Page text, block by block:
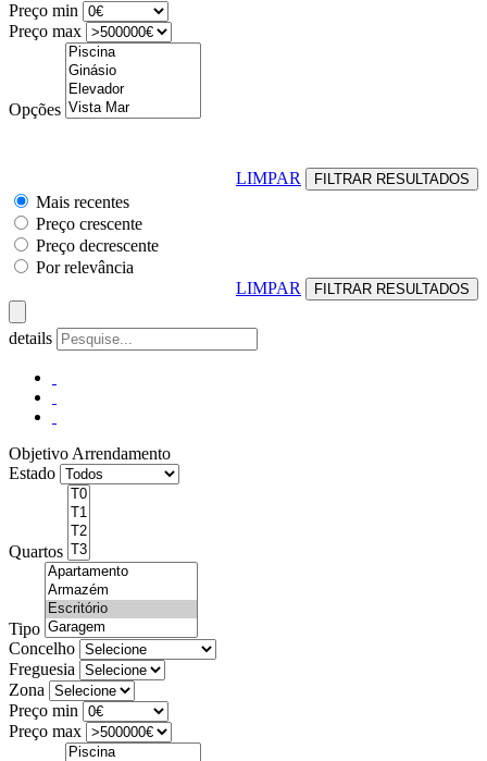
Preço min
Preço max
Opções
LIMPAR
Mais recentes
Preço crescente
Preço decrescente
Por relevância
LIMPAR
details
Objetivo Arrendamento
Estado
Quartos
Tipo
Concelho
Freguesia
Zona
Preço min
Preço max